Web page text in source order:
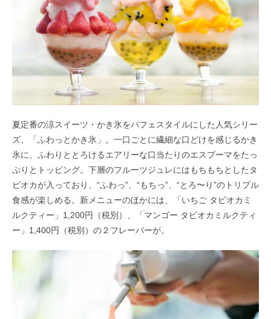
夏定番の涼スイーツ・かき氷をパフェスタイルにした人気シリー
ズ、「ふわっとかき氷」。一口ごとに繊細な口どけを感じるかき
氷に、ふわりととろけるエアリーな口当たりのエスプーマをたっ
ぷりとトッピング。下層のフルーツジュレにはもちもちとしたタ
ピオカが入っており、“ふわっ”、“もちっ”、“とろ〜り”のトリプル
食感が楽しめる。新メニューのほかには、「いちご タピオカミ
ルクティー」1,200円（税別）、「マンゴー タピオカミルクティ
ー」1,400円（税別）の２フレーバーが。